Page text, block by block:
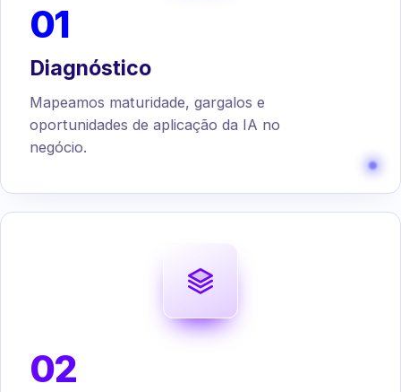
01
Diagnóstico
Mapeamos maturidade, gargalos e
oportunidades de aplicação da IA no
negócio.
02